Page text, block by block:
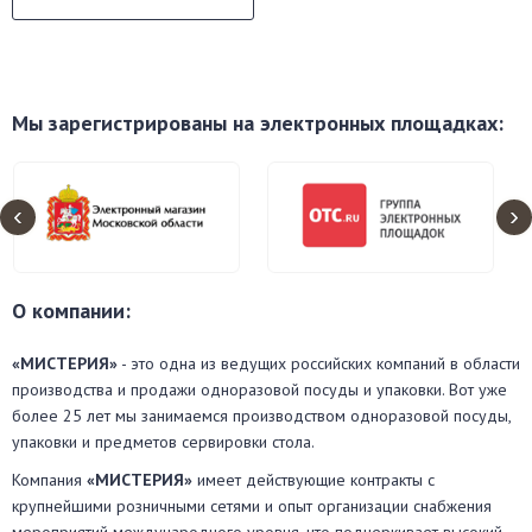
Мы зарегистрированы на электронных площадках:
‹ ›
О компании:
«МИСТЕРИЯ» - это одна из ведущих российских компаний в области
производства и продажи одноразовой посуды и упаковки. Вот уже
более 25 лет мы занимаемся производством одноразовой посуды,
упаковки и предметов сервировки стола.
Компания «МИСТЕРИЯ» имеет действующие контракты с
крупнейшими розничными сетями и опыт организации снабжения